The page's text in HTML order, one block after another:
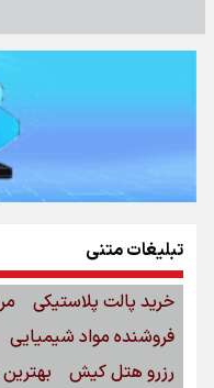
تبلیغات متنی
خرید پالت پلاستیکی
فروشنده مواد شیمیایی
رزرو هتل کیش